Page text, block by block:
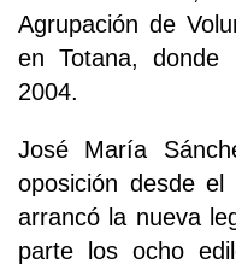
Agrupación de
en Totana, donde
2004.
José María
oposición desde
arrancó la nueva
parte los ocho